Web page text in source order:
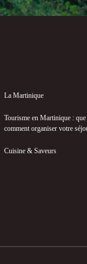
La Martinique
Tourisme en Martinique :
comment organiser votre
Cuisine & Saveurs